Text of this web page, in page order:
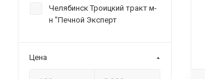
Челябинск Троицкий тракт м-
н "Печной Эксперт
Цена